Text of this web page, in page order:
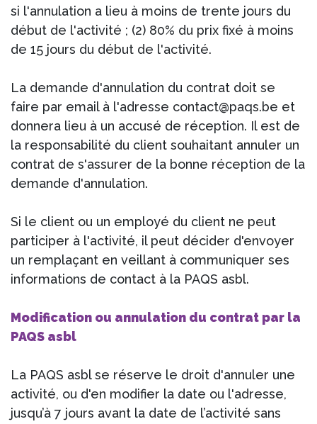
si l'annulation a lieu à moins de trente jours du
début de l'activité ; (2) 80% du prix fixé à moins
de 15 jours du début de l'activité.
La demande d'annulation du contrat doit se
faire par email à l'adresse contact@paqs.be et
donnera lieu à un accusé de réception. Il est de
la responsabilité du client souhaitant annuler un
contrat de s'assurer de la bonne réception de la
demande d'annulation.
Si le client ou un employé du client ne peut
participer à l'activité, il peut décider d'envoyer
un remplaçant en veillant à communiquer ses
informations de contact à la PAQS asbl.
Modification ou annulation du contrat par la
PAQS asbl
La PAQS asbl se réserve le droit d'annuler une
activité, ou d'en modifier la date ou l'adresse,
jusqu’à 7 jours avant la date de l’activité sans